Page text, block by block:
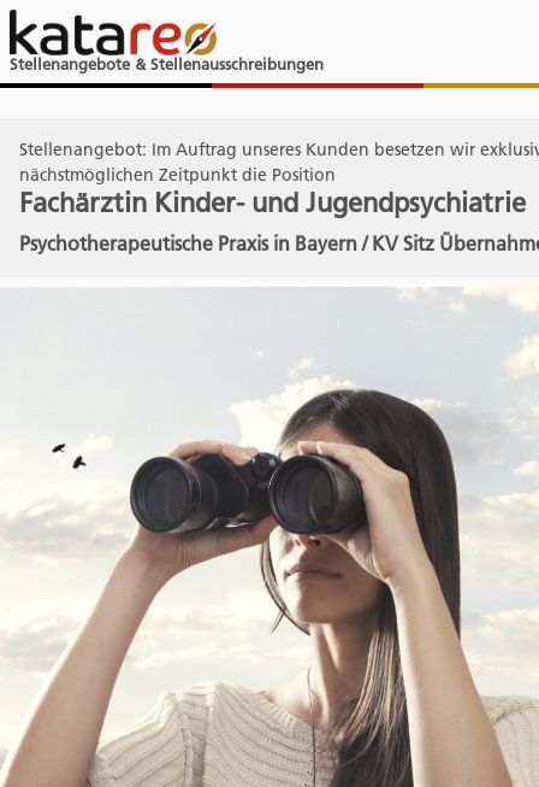
Stellenangebote & Stellenausschreibungen
Stellenangebot: Im Auftrag unseres Kunden besetzen wir
nächstmöglichen Zeitpunkt die Position
Fachärztin Kinder- und Jugendpsychiatrie
Psychotherapeutische Praxis in Bayern / KV Sitz